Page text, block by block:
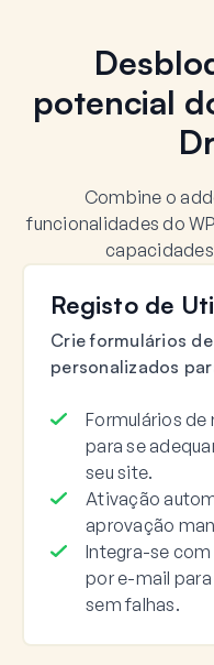
potencial
Combine o
funcionalidades do
Registo de
Crie formulários
personalizados
Formulários
para se
seu site.
Ativação
aprovação
Integra-se
por e-mail
sem falhas.